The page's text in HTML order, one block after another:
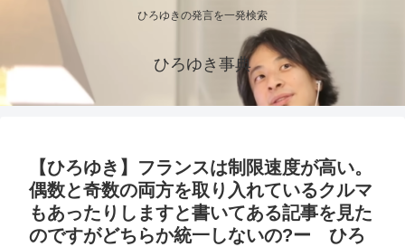
ひろゆきの発言を一発検索
ひろゆき事典
【ひろゆき】フランスは制限速度が高い。
偶数と奇数の両方を取り入れているクルマ
もあったりしますと書いてある記事を見た
のですがどちらか統一しないの?ー ひろ